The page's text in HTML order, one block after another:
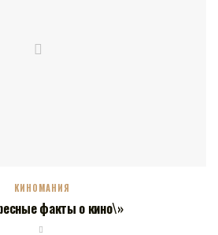
КИНОМАНИЯ
факты о кино\»